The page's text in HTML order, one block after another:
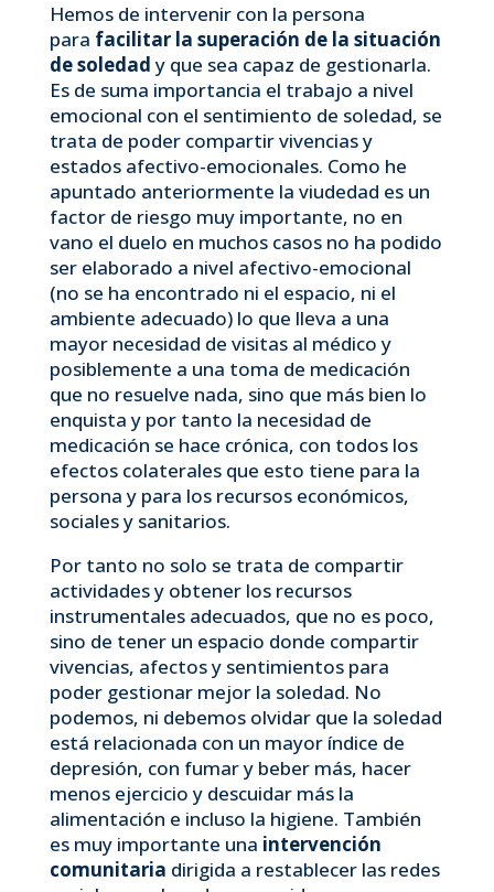
Hemos de intervenir con la persona
para facilitar la superación de la situación
de soledad y que sea capaz de gestionarla.
Es de suma importancia el trabajo a nivel
emocional con el sentimiento de soledad, se
trata de poder compartir vivencias y
estados afectivo-emocionales. Como he
apuntado anteriormente la viudedad es un
factor de riesgo muy importante, no en
vano el duelo en muchos casos no ha podido
ser elaborado a nivel afectivo-emocional
(no se ha encontrado ni el espacio, ni el
ambiente adecuado) lo que lleva a una
mayor necesidad de visitas al médico y
posiblemente a una toma de medicación
que no resuelve nada, sino que más bien lo
enquista y por tanto la necesidad de
medicación se hace crónica, con todos los
efectos colaterales que esto tiene para la
persona y para los recursos económicos,
sociales y sanitarios.
Por tanto no solo se trata de compartir
actividades y obtener los recursos
instrumentales adecuados, que no es poco,
sino de tener un espacio donde compartir
vivencias, afectos y sentimientos para
poder gestionar mejor la soledad. No
podemos, ni debemos olvidar que la soledad
está relacionada con un mayor índice de
depresión, con fumar y beber más, hacer
menos ejercicio y descuidar más la
alimentación e incluso la higiene. También
es muy importante una intervención
comunitaria dirigida a restable­cer las redes